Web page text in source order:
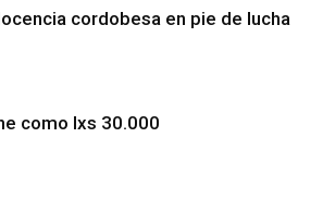
cordobesa en pie de lucha
como lxs 30.000